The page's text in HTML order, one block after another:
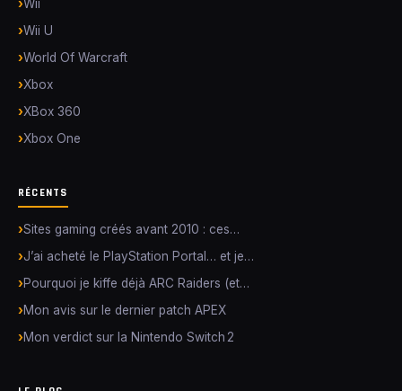
Wii
Wii U
World Of Warcraft
Xbox
XBox 360
Xbox One
RÉCENTS
Sites gaming créés avant 2010 : ces…
J’ai acheté le PlayStation Portal… et je…
Pourquoi je kiffe déjà ARC Raiders (et…
Mon avis sur le dernier patch APEX
Mon verdict sur la Nintendo Switch 2